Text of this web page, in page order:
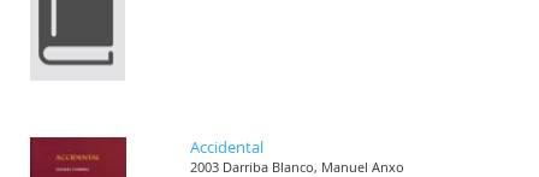
Accidental
2003 Darriba Blanco, Manuel Anxo